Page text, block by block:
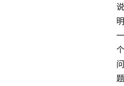
说
明
一
个
问
题